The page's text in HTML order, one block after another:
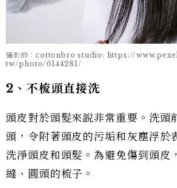
攝影師：cottonbro studio: https://
tw/photo/6144281/
2、不梳頭直接洗
頭皮對於頭髮來說非常重要。洗頭
頭，令附著頭皮的污垢和灰塵浮於
洗淨頭皮和頭髮。為避免傷到頭皮
縫、圓頭的梳子。